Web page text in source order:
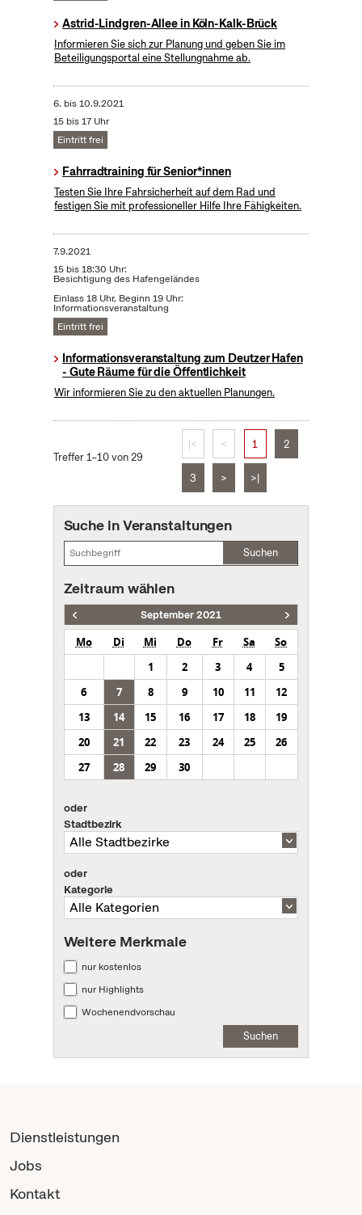
Astrid-Lindgren-Allee in Köln-Kalk-Brück
Informieren Sie sich zur Planung und geben Sie im
Beteiligungsportal eine Stellungnahme ab.
6. bis10.9.2021
15 bis 17 Uhr
Eintritt frei
Fahrradtraining für Senior*innen
Testen Sie Ihre Fahrsicherheit auf dem Rad und
festigen Sie mit professioneller Hilfe Ihre Fähigkeiten.
7.9.2021
15 bis 18:30 Uhr:
Besichtigung des Hafengeländes
Einlass 18 Uhr, Beginn 19 Uhr:
Informationsveranstaltung
Eintritt frei
Informationsveranstaltung zum Deutzer Hafen
- Gute Räume für die Öffentlichkeit
Wir informieren Sie zu den aktuellen Planungen.
Treffer 1–10 von 29
|< < 1 2
3 > >|
Suche in Veranstaltungen
Suchen
Zeitraum wählen
September 2021
Mo Di Mi Do Fr Sa
So
1
2 3 4
5
6
7 8 9 10 11
12
13
14 15 16 17 18
19
20
21 22 23 24 25
26
27
28 29 30
oder
Stadtbezirk
oder
Kategorie
Weitere Merkmale
nur kostenlos
nur Highlights
Wochenendvorschau
Suchen
Dienstleistungen
Jobs
Kontakt